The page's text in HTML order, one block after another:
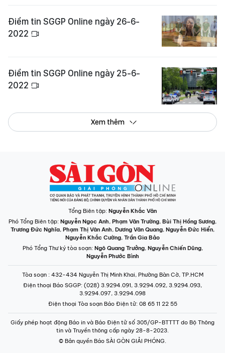
Điểm tin SGGP Online ngày 26-6-
2022
Điểm tin SGGP Online ngày 25-6-
2022
Xem thêm
Tổng Biên tập: Nguyễn Khắc Văn
Phó Tổng Biên tập: Nguyễn Ngọc Anh, Phạm Văn Trường, Bùi Thị Hồng Sương,
Trương Đức Nghĩa, Phạm Thị Vân Anh, Dương Văn Quang, Nguyễn Đức Hiển,
Nguyễn Khắc Cường, Trần Gia Bảo
Phó Tổng Thư ký tòa soạn: Ngô Quang Trưởng, Nguyễn Chiến Dũng,
Nguyễn Phước Bình
Tòa soạn : 432-434 Nguyễn Thị Minh Khai, Phường Bàn Cờ, TP.HCM
Điện thoại Báo SGGP: (028) 3.9294.091, 3.9294.092, 3.9294.093,
3.9294.097, 3.9294.098
Điện thoại Tòa soạn Báo Điện tử: 08 65 11 22 55
Giấy phép hoạt động Báo in và Báo Điện tử số 305/GP-BTTTT do Bộ Thông
tin và Truyền thông cấp ngày 28-8-2023.
© Bản quyền Báo SÀI GÒN GIẢI PHÓNG.